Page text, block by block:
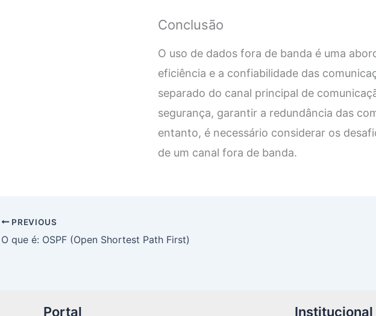
Conclusão
O uso de dados fora de banda é uma
eficiência e a confiabilidade das
separado do canal principal de
segurança, garantir a redundância das
entanto, é necessário considerar os
de um canal fora de banda.
PREVIOUS
O que é: OSPF (Open Shortest Path First)
Portal Institucional